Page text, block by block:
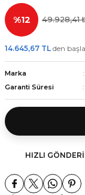
%12 49.928,41
14.645,67 TL den
Marka
Garanti Süresi
HIZLI GÖNDERI